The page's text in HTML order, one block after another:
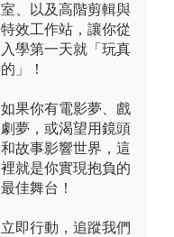
室、以及高階剪輯與
特效工作站，讓你從
入學第一天就「玩真
的」！
如果你有電影夢、戲
劇夢，或渴望用鏡頭
和故事影響世界，這
裡就是你實現抱負的
最佳舞台！
立即行動，追蹤我們